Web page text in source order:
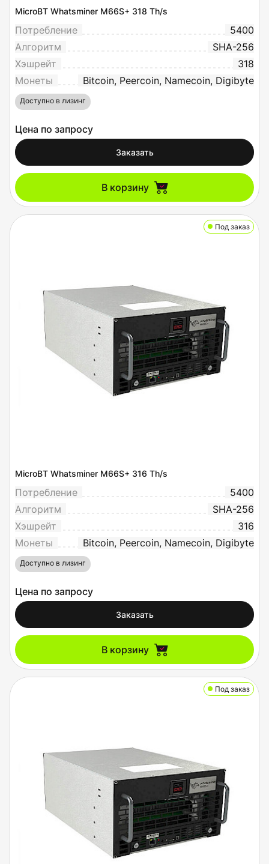
MicroBT Whatsminer M66S+ 318 Th/s
Потребление
5400
Алгоритм
SHA-256
Хэшрейт
318
Монеты
Bitcoin, Peercoin, Namecoin, Digibyte
Доступно в лизинг
Цена по запросу
Заказать
В корзину
Под заказ
MicroBT Whatsminer M66S+ 316 Th/s
Потребление
5400
Алгоритм
SHA-256
Хэшрейт
316
Монеты
Bitcoin, Peercoin, Namecoin, Digibyte
Доступно в лизинг
Цена по запросу
Заказать
В корзину
Под заказ